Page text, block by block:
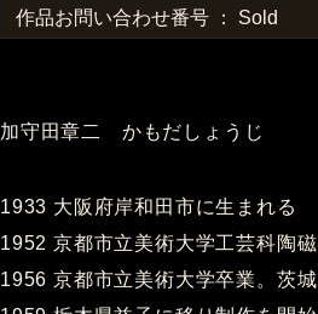
作品お問い合わせ番号 ： Sold
加守田章二 かもだしょうじ
1933 大阪府岸和田市に生まれる
1952 京都市立美術大学工芸科陶
1956 京都市立美術大学卒業。茨